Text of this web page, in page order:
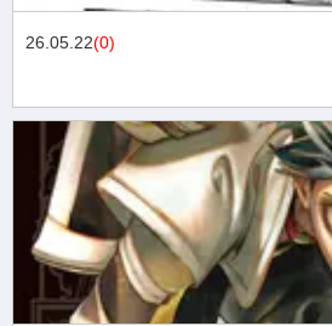
26.05.22(0)